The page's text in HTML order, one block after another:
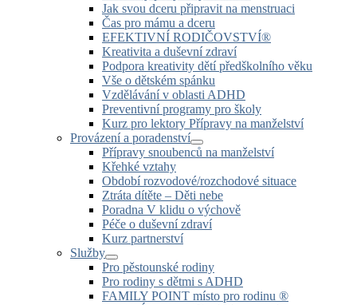
Jak svou dceru připravit na menstruaci
Čas pro mámu a dceru
EFEKTIVNÍ RODIČOVSTVÍ®
Kreativita a duševní zdraví
Podpora kreativity dětí předškolního věku
Vše o dětském spánku
Vzdělávání v oblasti ADHD
Preventivní programy pro školy
Kurz pro lektory Přípravy na manželství
Provázení a poradenství
Přípravy snoubenců na manželství
Křehké vztahy
Období rozvodové/rozchodové situace
Ztráta dítěte – Děti nebe
Poradna V klidu o výchově
Péče o duševní zdraví
Kurz partnerství
Služby
Pro pěstounské rodiny
Pro rodiny s dětmi s ADHD
FAMILY POINT místo pro rodinu ®